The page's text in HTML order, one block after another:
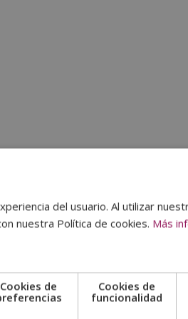
apego les proporciona seguridad,
as aprenden a manejar sus
apego seguro
es esencial para un
que influyen en la conducta
del usuario. Al utilizar
nuestra Política de cookies. Más
Cookies de
Cookies de
funcionalidad